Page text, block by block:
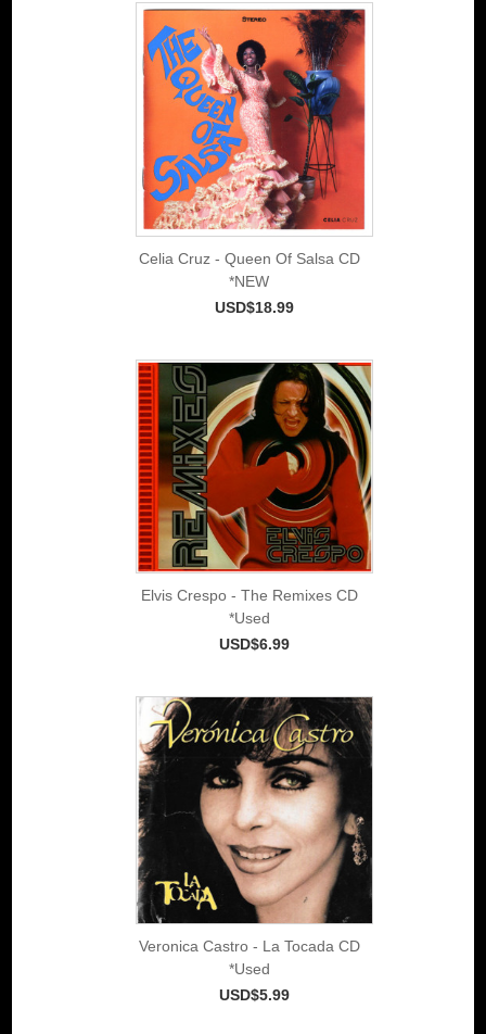
Celia Cruz - Queen Of Salsa CD
*NEW
USD$18.99
Elvis Crespo - The Remixes CD
*Used
USD$6.99
Veronica Castro - La Tocada CD
*Used
USD$5.99